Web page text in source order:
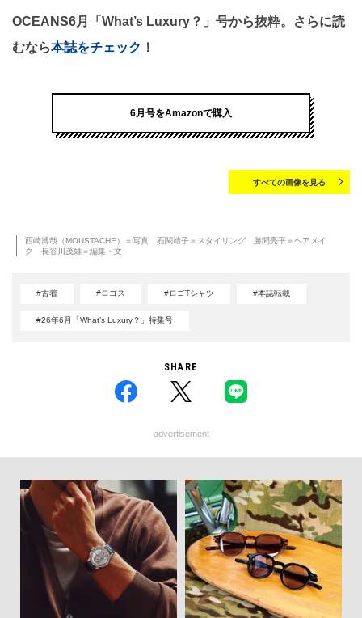
OCEANS6月「What’s Luxury？」号から抜粋。さらに読
むなら本誌をチェック ！
6月号をAmazonで購入
すべての画像を見る
西崎博哉（MOUSTACHE）＝写真 石関靖子＝スタイリング 勝間亮平＝ヘアメイ
ク 長谷川茂雄＝編集・文
#古着 #ロゴス #ロゴTシャツ #本誌転載
#26年6月「What’s Luxury？」特集号
SHARE
advertisement